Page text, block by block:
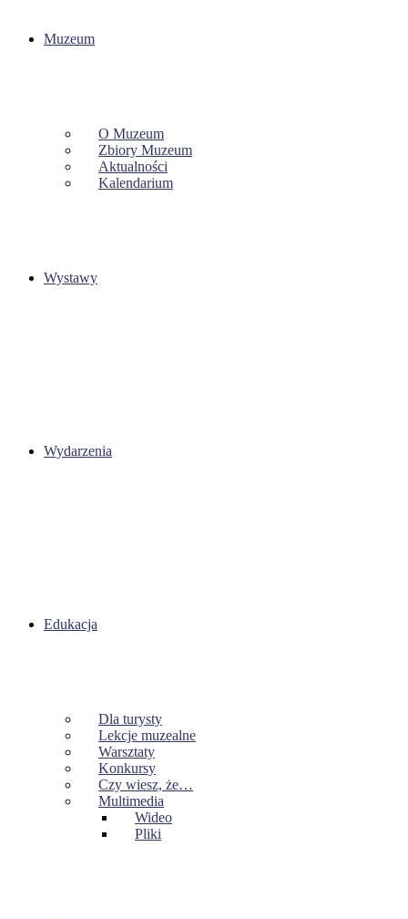
Muzeum
O Muzeum
Zbiory Muzeum
Aktualności
Kalendarium
Wystawy
Wydarzenia
Edukacja
Dla turysty
Lekcje muzealne
Warsztaty
Konkursy
Czy wiesz, że…
Multimedia
Wideo
Pliki